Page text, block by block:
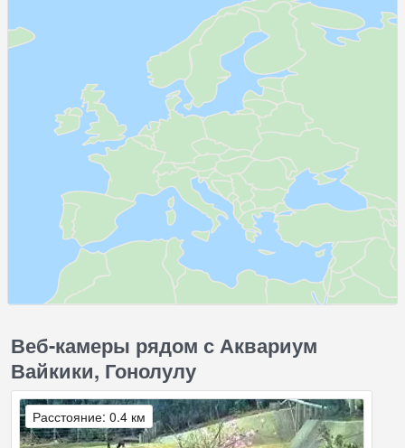
Веб-камеры рядом с Аквариум
Вайкики, Гонолулу
Расстояние: 0.4 км